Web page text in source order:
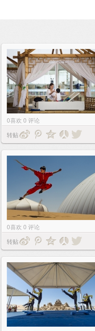
0喜欢 0 评论
转贴
0喜欢 0 评论
转贴